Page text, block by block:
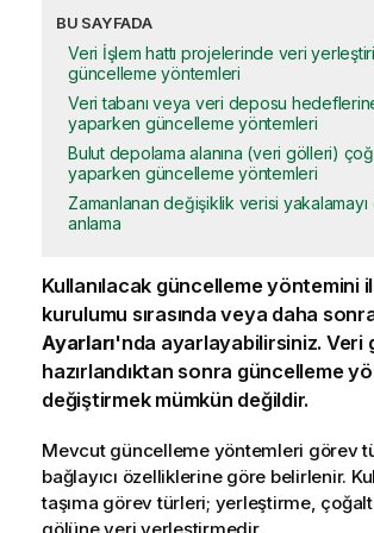
BU SAYFADA
Veri İşlem hattı projelerinde veri
güncelleme yöntemleri
Veri tabanı veya veri deposu
yaparken güncelleme yöntemleri
Bulut depolama alanına (veri gölleri)
yaparken güncelleme yöntemleri
Zamanlanan değişiklik verisi yakalamayı
anlama
Kullanılacak güncelleme yöntemini
kurulumu sırasında veya daha
Ayarları'nda ayarlayabilirsiniz. Veri
hazırlandıktan sonra güncelleme
değiştirmek mümkün değildir.
Mevcut güncelleme yöntemleri görev
bağlayıcı özelliklerine göre belirlenir.
taşıma görev türleri; yerleştirme,